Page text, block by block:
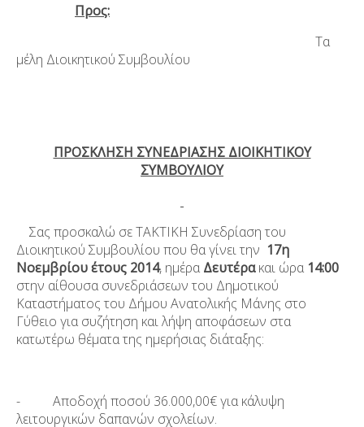
Προς:
Τα
μέλη Διοικητικού Συμβουλίου
ΠΡΟΣΚΛΗΣΗ ΣΥΝΕΔΡΙΑΣΗΣ ΔΙΟΙΚΗΤΙΚΟΥ
ΣΥΜΒΟΥΛΙΟΥ
Σας προσκαλώ σε ΤΑΚΤΙΚΗ Συνεδρίαση του
Διοικητικού Συμβουλίου που θα γίνει την 17η
Νοεμβρίου έτους 2014, ημέρα Δευτέρακαι ώρα 14:00
στην αίθουσα συνεδριάσεων του Δημοτικού
Καταστήματος του Δήμου Ανατολικής Μάνης στο
Γύθειο για συζήτηση και λήψη αποφάσεων στα
κατωτέρω θέματα της ημερήσιας διάταξης:
- Αποδοχή ποσού 36.000,00€ για κάλυψη
λειτουργικών δαπανών σχολείων.